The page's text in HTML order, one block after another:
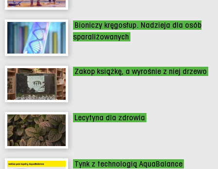
Bioniczy kręgosłup. Nadzieja dla osób
sparaliżowanych
Zakop książkę, a wyrośnie z niej drzewo
Lecytyna dla zdrowia
Tynk z technologią AquaBalance